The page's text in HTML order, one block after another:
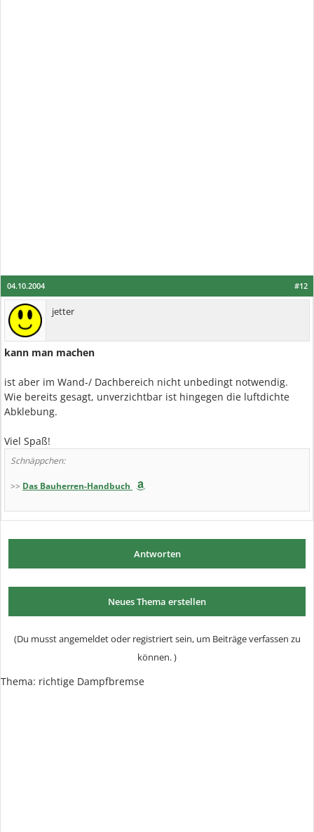
#12
04.10.2004
jetter
kann man machen
ist aber im Wand-/ Dachbereich nicht unbedingt notwendig.
Wie bereits gesagt, unverzichtbar ist hingegen die luftdichte
Abklebung.
Viel Spaß!
Schnäppchen:
>> Das Bauherren-Handbuch
Antworten
Neues Thema erstellen
(Du musst angemeldet oder registriert sein, um Beiträge verfassen zu
können. )
Thema: richtige Dampfbremse